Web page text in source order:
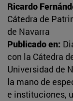
Ricardo
Cátedra de
de Navarra
Publicado en:
con la Cátedra
Universidad de
la mano de
e instituciones,